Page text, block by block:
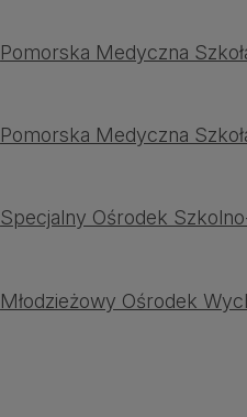
Pomorska Medyczna
Pomorska Medyczna
Specjalny Ośrodek
Młodzieżowy Ośrodek